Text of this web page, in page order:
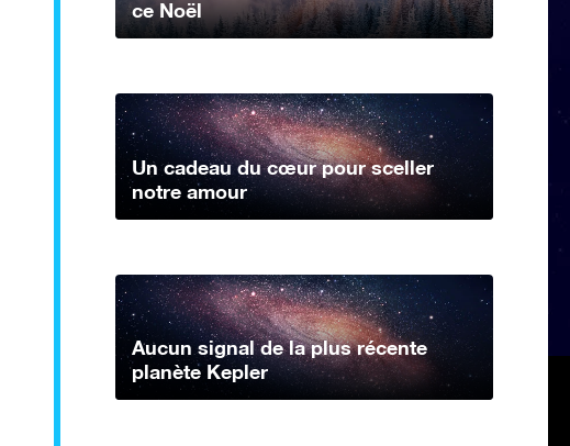
ce Noël
Un cadeau du cœur pour sceller
notre amour
Aucun signal de la plus récente
planète Kepler